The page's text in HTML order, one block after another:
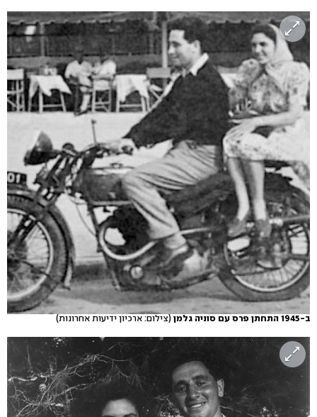
ב-1945 התחתן פרס עם סוניה גלמן (צילום: ארכיון ידיעות אחרונות)